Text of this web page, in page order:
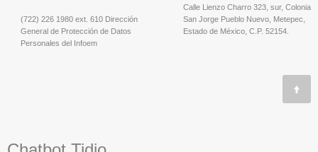
(722) 226 1980 ext. 610 Dirección
General de Protección de Datos
Personales del Infoem
Calle Lienzo Charro 323, sur, Colonia
San Jorge Pueblo Nuevo, Metepec,
Estado de México, C.P. 52154.